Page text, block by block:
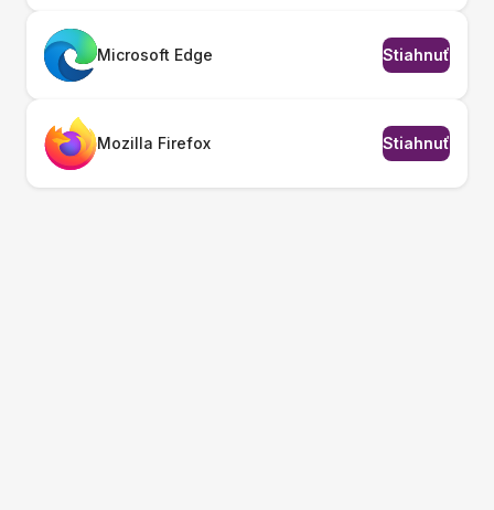
Microsoft Edge Stiahnuť
Mozilla Firefox Stiahnuť